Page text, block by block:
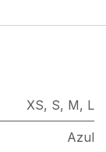
XS, S, M, L
Azul